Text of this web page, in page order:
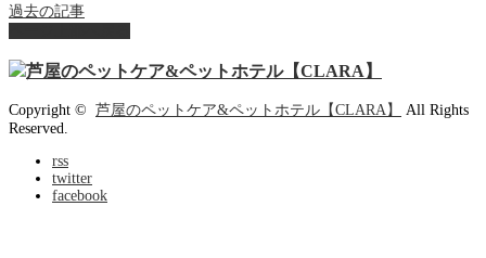
過去の記事
Copyright © 芦屋のペットケア&ペットホテル【CLARA】
All Rights
Reserved.
rss
twitter
facebook